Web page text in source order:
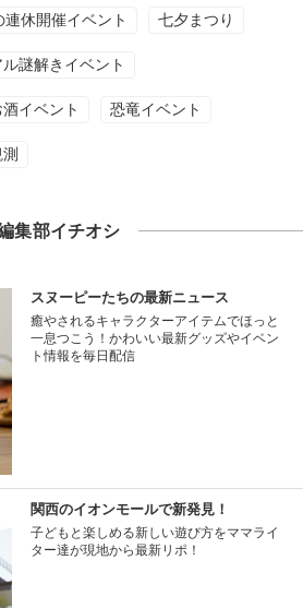
休開催イベント 七夕まつり
ル謎解きイベント
酒イベント 恐竜イベント
集部イチオシ
スヌーピーたちの最新ニュース
癒やされるキャラクターアイテムでほっと
一息つこう！かわいい最新グッズやイベン
ト情報を毎日配信
関西のイオンモールで新発見！
子どもと楽しめる新しい遊び方をママライ
ター達が現地から最新リポ！